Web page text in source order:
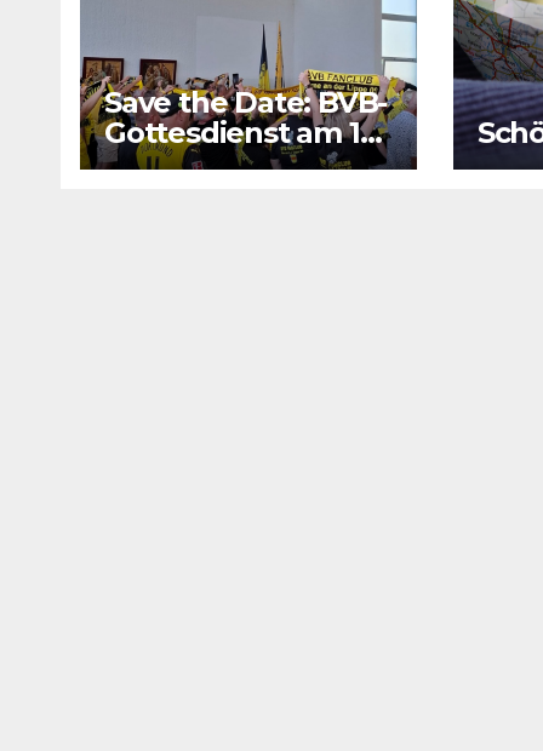
Save the Date: BVB-
Gottesdienst am 16.
August 2026